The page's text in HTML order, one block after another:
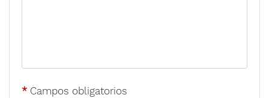
* Campos obligatorios